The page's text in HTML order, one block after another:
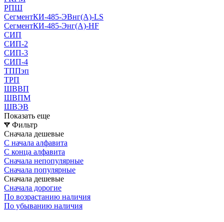
РПШ
СегментКИ-485-ЭВнг(А)-LS
СегментКИ-485-Энг(А)-HF
СИП
СИП-2
СИП-3
СИП-4
ТППэп
ТРП
ШВВП
ШВПМ
ШВЭВ
Показать еще
Фильтр
Сначала дешевые
С начала алфавита
С конца алфавита
Сначала непопулярные
Сначала популярные
Сначала дешевые
Сначала дорогие
По возрастанию наличия
По убыванию наличия